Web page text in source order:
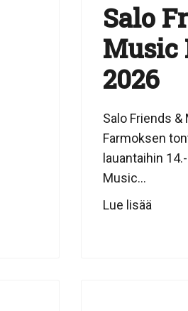
Salo
Music
2026
Salo Friends
Farmoksen
lauantaihin
Music...
Lue lisää